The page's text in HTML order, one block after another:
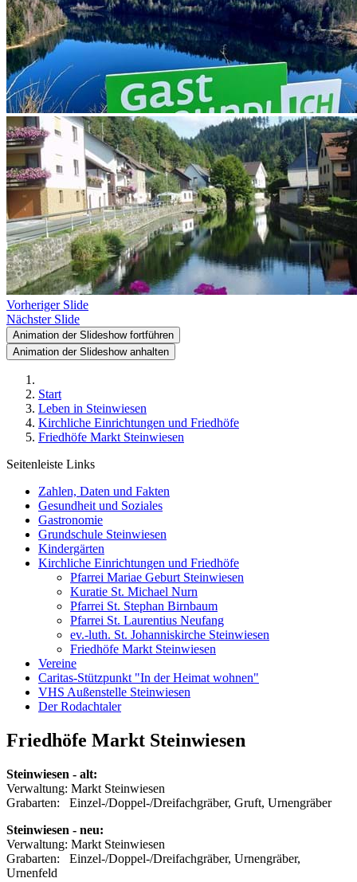
Vorheriger Slide
Nächster Slide
Animation der Slideshow fortführen
Animation der Slideshow anhalten
Start
Leben in Steinwiesen
Kirchliche Einrichtungen und Friedhöfe
Friedhöfe Markt Steinwiesen
Seitenleiste Links
Zahlen, Daten und Fakten
Gesundheit und Soziales
Gastronomie
Grundschule Steinwiesen
Kindergärten
Kirchliche Einrichtungen und Friedhöfe
Pfarrei Mariae Geburt Steinwiesen
Kuratie St. Michael Nurn
Pfarrei St. Stephan Birnbaum
Pfarrei St. Laurentius Neufang
ev.-luth. St. Johanniskirche Steinwiesen
Friedhöfe Markt Steinwiesen
Vereine
Caritas-Stützpunkt "In der Heimat wohnen"
VHS Außenstelle Steinwiesen
Der Rodachtaler
Friedhöfe Markt Steinwiesen
Steinwiesen - alt:
Verwaltung: Markt Steinwiesen
Grabarten: Einzel-/Doppel-/Dreifachgräber, Gruft, Urnengräber
Steinwiesen - neu:
Verwaltung: Markt Steinwiesen
Grabarten: Einzel-/Doppel-/Dreifachgräber, Urnengräber,
Urnenfeld